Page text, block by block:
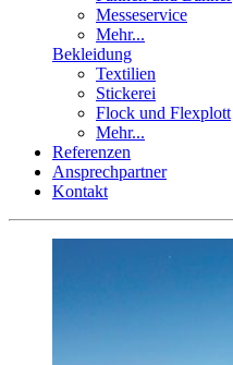
Messeservice
Mehr...
Bekleidung
Textilien
Stickerei
Flock und Flexplott
Mehr...
Referenzen
Ansprechpartner
Kontakt